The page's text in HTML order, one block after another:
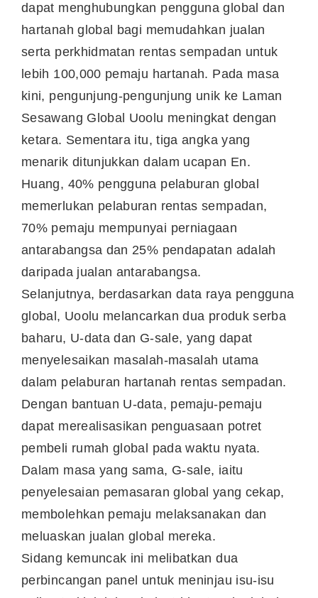
dapat menghubungkan pengguna global dan
hartanah global bagi memudahkan jualan
serta perkhidmatan rentas sempadan untuk
lebih 100,000 pemaju hartanah. Pada masa
kini, pengunjung-pengunjung unik ke Laman
Sesawang Global Uoolu meningkat dengan
ketara. Sementara itu, tiga angka yang
menarik ditunjukkan dalam ucapan En.
Huang, 40% pengguna pelaburan global
memerlukan pelaburan rentas sempadan,
70% pemaju mempunyai perniagaan
antarabangsa dan 25% pendapatan adalah
daripada jualan antarabangsa.
Selanjutnya, berdasarkan data raya pengguna
global, Uoolu melancarkan dua produk serba
baharu, U-data dan G-sale, yang dapat
menyelesaikan masalah-masalah utama
dalam pelaburan hartanah rentas sempadan.
Dengan bantuan U-data, pemaju-pemaju
dapat merealisasikan penguasaan potret
pembeli rumah global pada waktu nyata.
Dalam masa yang sama, G-sale, iaitu
penyelesaian pemasaran global yang cekap,
membolehkan pemaju melaksanakan dan
meluaskan jualan global mereka.
Sidang kemuncak ini melibatkan dua
perbincangan panel untuk meninjau isu-isu